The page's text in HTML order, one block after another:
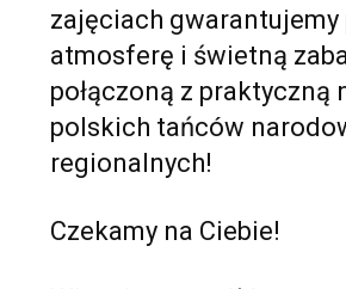
zajęciach gwarantujemy
atmosferę i świetną
połączoną z praktyczną
polskich tańców
regionalnych!
Czekamy na Ciebie!